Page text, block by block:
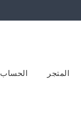
المتجر الحساب